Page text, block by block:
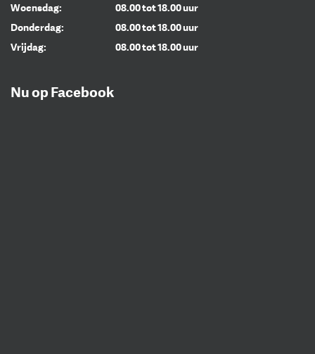
Woensdag:
Donderdag:
Vrijdag:
08.00 tot 18.00 uur
08.00 tot 18.00 uur
08.00 tot 18.00 uur
Nu op Facebook